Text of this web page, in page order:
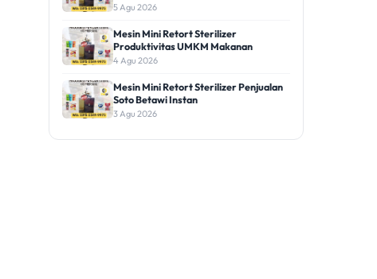
5 Agu 2026
Mesin Mini Retort Sterilizer
Produktivitas UMKM Makanan
4 Agu 2026
Mesin Mini Retort Sterilizer Penjualan
Soto Betawi Instan
3 Agu 2026